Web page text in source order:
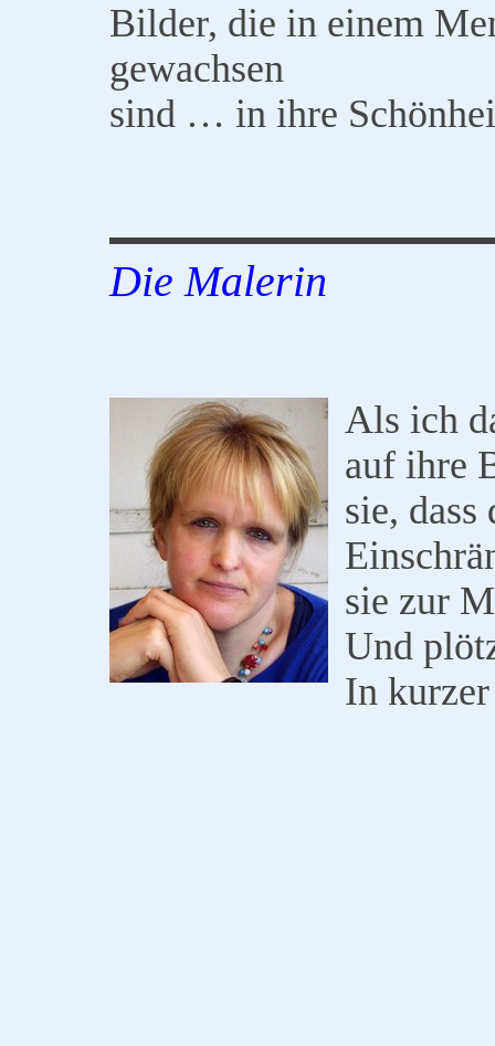
Bilder, die in einem
gewachsen
sind … in ihre
Die Malerin
Als ich
auf ihre
sie,
sie zur
Und
In